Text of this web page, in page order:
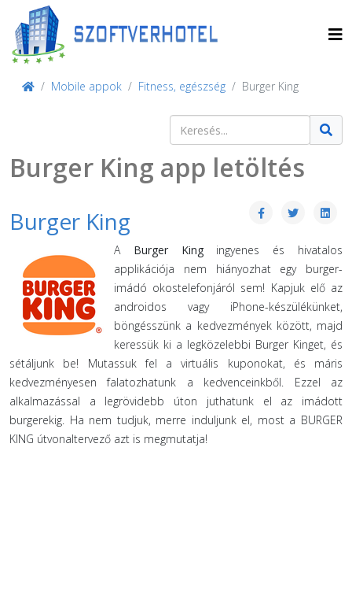
Mobile appok Fitness, egészség Burger King
Keresés
Burger King app letöltés
Burger King
A Burger Kingingyenes és hivatalos
applikációja nem hiányozhat egy burger-
imádó okostelefonjáról sem! Kapjuk elő az
androidos vagy iPhone-készülékünket,
böngésszünk a kedvezmények között, majd
keressük ki a legközelebbi Burger Kinget, és
sétáljunk be! Mutassuk fel a virtuális kuponokat, és máris
kedvezményesen falatozhatunk a kedvenceinkből. Ezzel az
alkalmazással a legrövidebb úton juthatunk el az imádott
burgerekig. Ha nem tudjuk, merre induljunk el, most a BURGER
KING útvonaltervező azt is megmutatja!